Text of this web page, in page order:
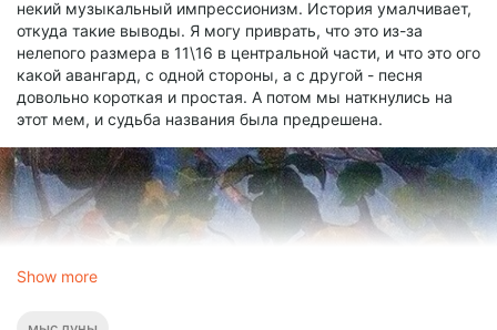
преставление о саунде альбома. Собственно, скоро все
услышите.
А! Только сейчас сообразила. На альбоме зачитаны
небольшие отрывки из "Моби Дика". И первые слова -
"Нантакет! Разверните карту и найдите его..." Вот же она,
карта! А вот трек, который читает Озма.
Как интересно вращается мир.
некий музыкальный импрессионизм. История умалчивает,
откуда такие выводы. Я могу приврать, что это из-за
нелепого размера в 11\16 в центральной части, и что это ого
какой авангард, с одной стороны, а с другой - песня
довольно короткая и простая. А потом мы наткнулись на
этот мем, и судьба названия была предрешена.
Show more